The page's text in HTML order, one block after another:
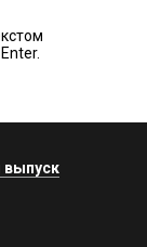
выпуск